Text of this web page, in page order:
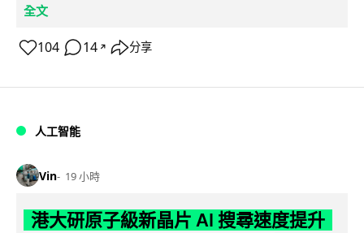
全文
104 14 ↗ 分享
人工智能
Vin 19 小時
港大研原子級新晶片 AI 搜尋速度提升